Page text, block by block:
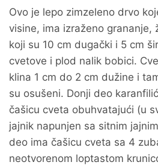
Ovo je lepo zimzeleno drvo
visine, ima izraženo grananje,
koji su 10 cm dugački i 5 cm
cvetove i plod nalik bobici.
klina 1 cm do 2 cm dužine i
su osušeni. Donji deo
čašicu cveta obuhvatajući (u
jajnik napunjen sa sitnim
deo ima čašicu cveta sa 4
neotvorenom loptastom